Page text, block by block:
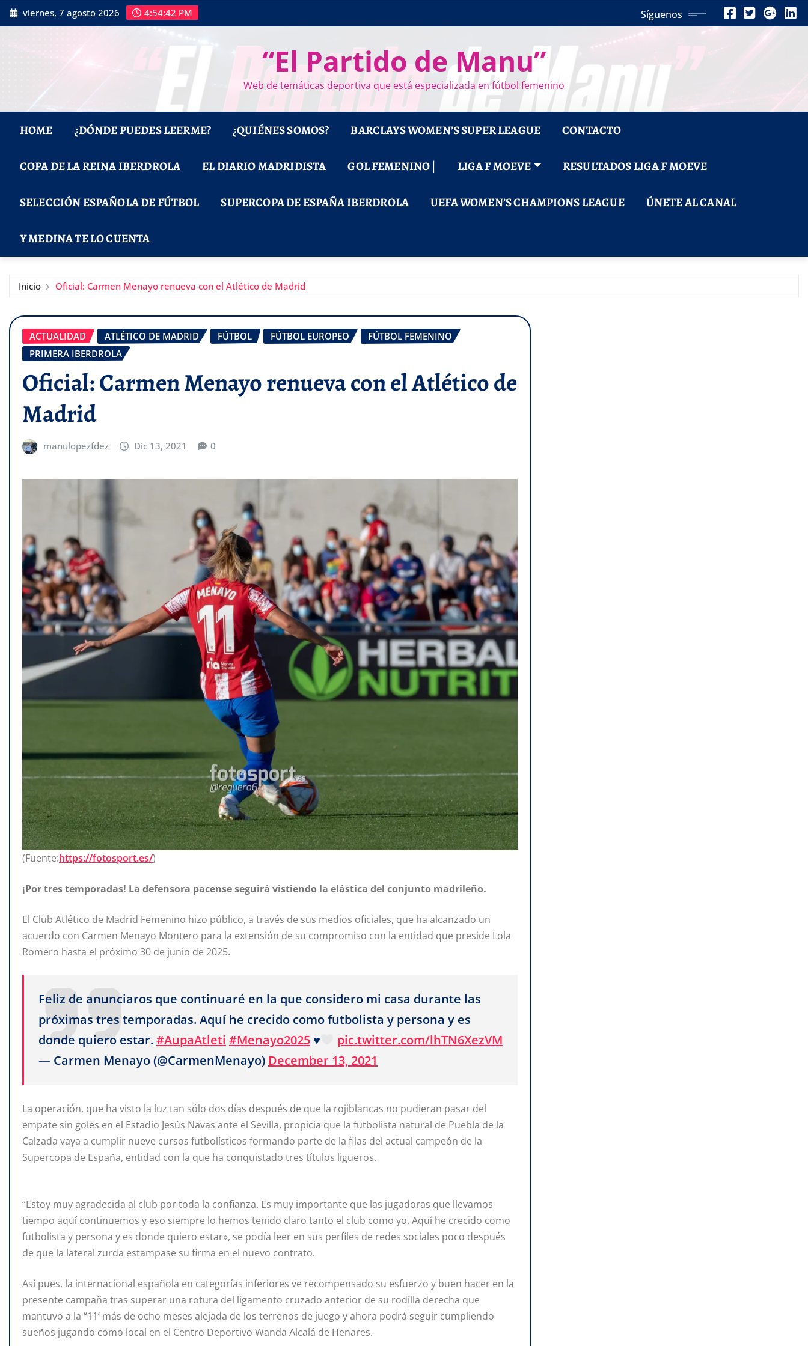
Saltar
al
viernes, 7 agosto 2026 4:54:43 PM Síguenos
“El Partido de Manu”
Web de temáticas deportiva que está especializada en fútbol femenino
HOME ¿DÓNDE PUEDES LEERME? ¿QUIÉNES SOMOS? BARCLAYS WOMEN’S SUPER LEAGUE CONTACTO
COPA DE LA REINA IBERDROLA EL DIARIO MADRIDISTA GOL FEMENINO | LIGA F MOEVE RESULTADOS LIGA F MOEVE
SELECCIÓN ESPAÑOLA DE FÚTBOL SUPERCOPA DE ESPAÑA IBERDROLA UEFA WOMEN’S CHAMPIONS LEAGUE ÚNETE AL CANAL
Y MEDINA TE LO CUENTA
Inicio Oficial: Carmen Menayo renueva con el Atlético de Madrid
ACTUALIDAD ATLÉTICO DE MADRID FÚTBOL FÚTBOL EUROPEO
FÚTBOL FEMENINO
PRIMERA IBERDROLA
Oficial: Carmen Menayo renueva con el Atlético de
Madrid
manulopezfdez Dic 13, 2021 0
(Fuente:https://fotosport.es/)
¡Por tres temporadas! La defensora pacense seguirá vistiendo la elástica del conjunto madrileño.
El Club Atlético de Madrid Femenino hizo público, a través de sus medios oficiales, que ha alcanzado un
acuerdo con Carmen Menayo Montero para la extensión de su compromiso con la entidad que preside Lola
Romero hasta el próximo 30 de junio de 2025.
Feliz de anunciaros que continuaré en la que considero mi casa durante las
próximas tres temporadas. Aquí he crecido como futbolista y persona y es
donde quiero estar.#AupaAtleti #Menayo2025 ♥️
pic.twitter.com/lhTN6XezVM
— Carmen Menayo (@CarmenMenayo) December 13, 2021
La operación, que ha visto la luz tan sólo dos días después de que la rojiblancas no pudieran pasar del
empate sin goles en el Estadio Jesús Navas ante el Sevilla, propicia que la futbolista natural de Puebla de la
Calzada vaya a cumplir nueve cursos futbolísticos formando parte de la filas del actual campeón de la
Supercopa de España, entidad con la que ha conquistado tres títulos ligueros.
“Estoy muy agradecida al club por toda la confianza. Es muy importante que las jugadoras que llevamos
tiempo aquí continuemos y eso siempre lo hemos tenido claro tanto el club como yo. Aquí he crecido como
futbolista y persona y es donde quiero estar», se podía leer en sus perfiles de redes sociales poco después
de que la lateral zurda estampase su firma en el nuevo contrato.
Así pues, la internacional española en categorías inferiores ve recompensado su esfuerzo y buen hacer en la
presente campaña tras superar una rotura del ligamento cruzado anterior de su rodilla derecha que
mantuvo a la “11’ más de ocho meses alejada de los terrenos de juego y ahora podrá seguir cumpliendo
sueños jugando como local en el Centro Deportivo Wanda Alcalá de Henares.